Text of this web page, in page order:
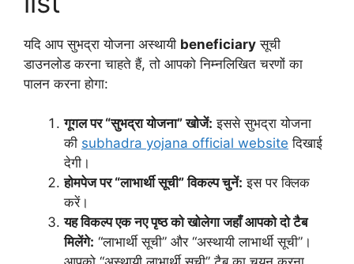
यदि आप सुभद्रा योजना अस्थायी beneficiary सूची
डाउनलोड करना चाहते हैं, तो आपको निम्नलिखित चरणों का
पालन करना होगा:
गूगल पर “सुभद्रा योजना” खोजें: इससे सुभद्रा योजना
की subhadra yojana official website दिखाई
देगी।
होमपेज पर “लाभार्थी सूची” विकल्प चुनें: इस पर क्लिक
करें।
यह विकल्प एक नए पृष्ठ को खोलेगा जहाँ आपको दो टैब
मिलेंगे: “लाभार्थी सूची” और “अस्थायी लाभार्थी सूची”।